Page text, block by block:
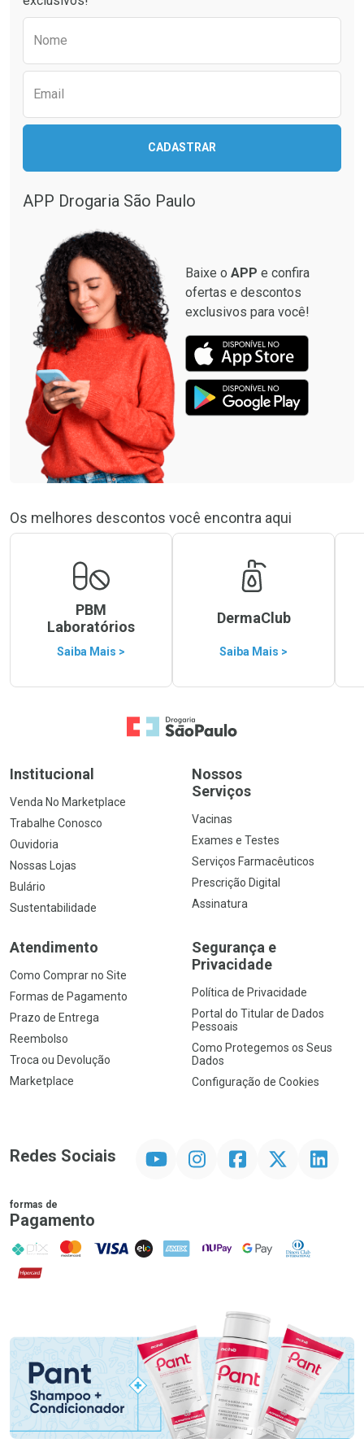
Comprar sem Desconto
Por R$ 41,27/cada
Comprar sem Desconto
Nome
Email
CADASTRAR
APP Drogaria São Paulo
Baixe o APP e confira
ofertas e descontos
exclusivos para você!
Os melhores descontos você encontra aqui
PBM
Laboratórios
Saiba Mais >
DermaClub
Saiba Mais >
Ir para a Home
Institucional
Venda No Marketplace
Trabalhe Conosco
Ouvidoria
Nossas Lojas
Bulário
Sustentabilidade
Nossos
Serviços
Vacinas
Exames e Testes
Serviços Farmacêuticos
Prescrição Digital
Assinatura
Atendimento
Como Comprar no Site
Formas de Pagamento
Prazo de Entrega
Reembolso
Troca ou Devolução
Marketplace
Segurança e
Privacidade
Política de Privacidade
Portal do Titular de Dados
Pessoais
Como Protegemos os Seus
Dados
Configuração de Cookies
Redes Sociais InstagramFacebookTwitter Linkedin
formas de
Pagamento
PIX MasterCard
VISA ELO AMEX NuPay Google PayDiners Club
Hipercard
Promoção em Destaque